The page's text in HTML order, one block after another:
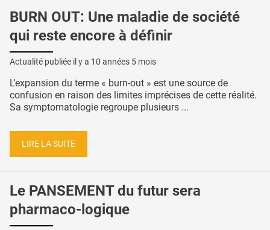
BURN OUT: Une maladie de société
qui reste encore à définir
Actualité publiée il y a 10 années 5 mois
L’expansion du terme « burn-out » est une source de
confusion en raison des limites imprécises de cette réalité.
Sa symptomatologie regroupe plusieurs ...
LIRE LA SUITE
Le PANSEMENT du futur sera
pharmaco-logique